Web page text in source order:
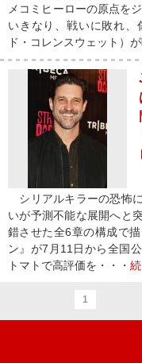
メコミヒーローの原点を
いきなり、戦いに敗れ、
ド・コレンスウェット）
シリアルキラーの恐怖
いが予測不能な展開へと
錯させた全6章の構成で
ン』が7月11日から全国
トマトで高評価を・・・
1